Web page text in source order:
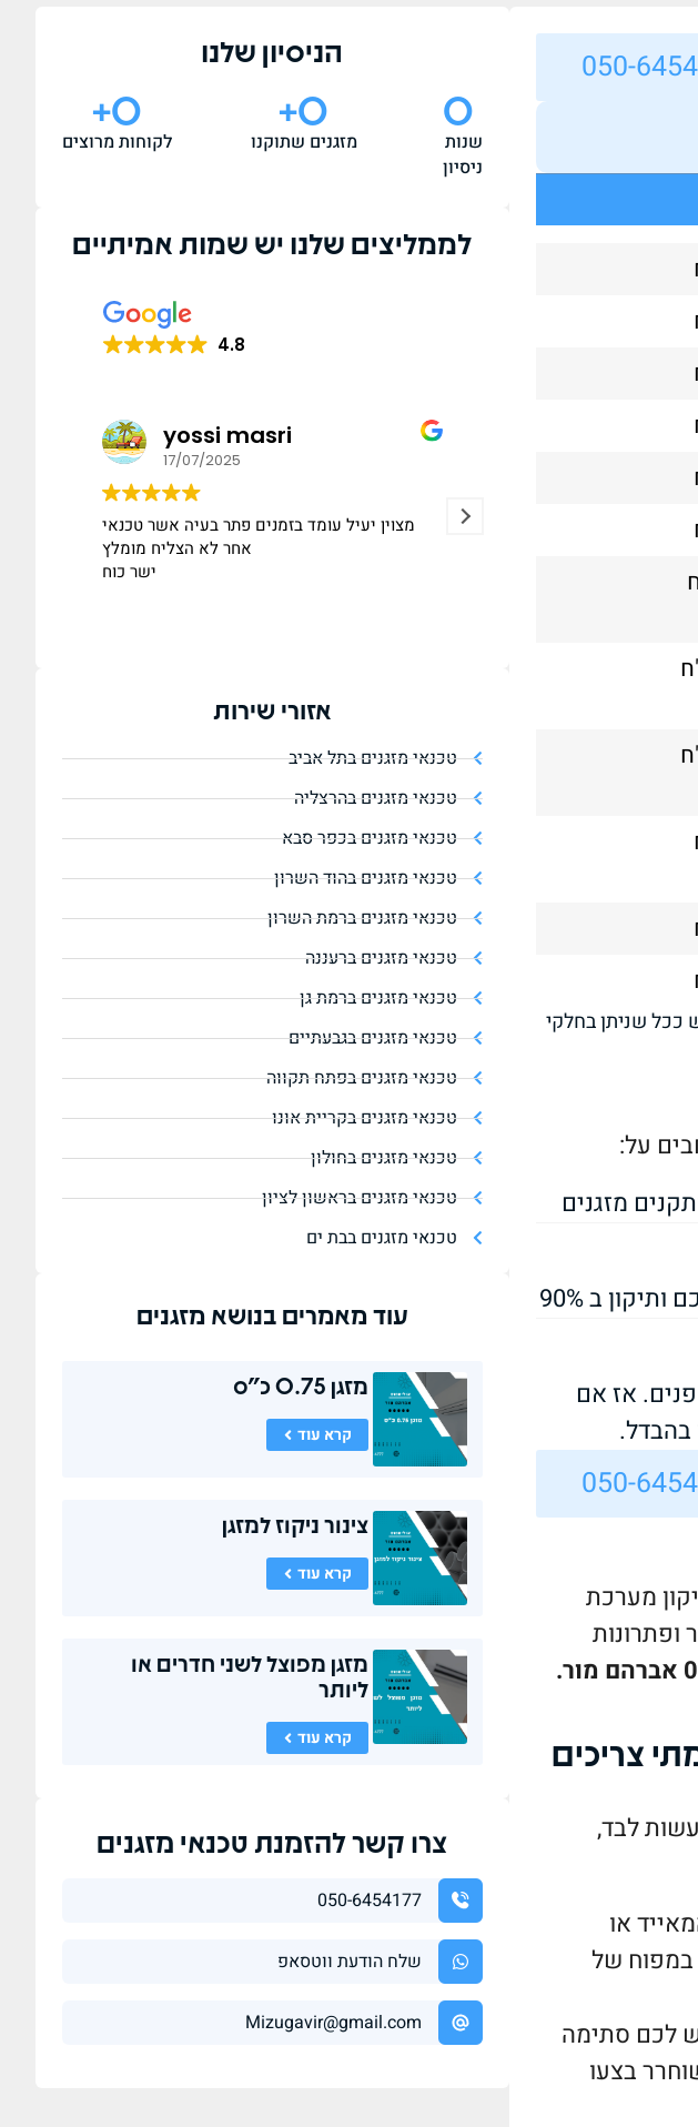
ככל שניתן בחלקי
על:
מזגנים
עמידה בזמנים - אנחנו מודעים שהזמן שלכם יקר לכן אנחנו תוך שעה אצלכם ותיקון ב 90%
אז אם
בהבדל.
מערכת
ופתרונות
צריכים
לבד,
או
במפוח של
לכם סתימה
בצעו
הניסיון שלנו
שנות
ניסיון
0
מזגנים שתוקנו
0
+
לקוחות מרוצים
0
+
לממליצים שלנו יש שמות אמיתיים
4.8
yossi masri
17/07/2025
מצוין יעיל עומד בזמנים פתר בעיה אשר טכנאי
אחר לא הצליח מומלץ
לא צריך להתלבט.
ברמה הכי מקצועית, ובאמת בנחיר
רק אברהם מור מאולימפוס מיזוג אויר.
שאומרים איפה שאחרים הסתבכו.
אזורי שירות
טכנאי מזגנים בתל אביב
טכנאי מזגנים בהרצליה
טכנאי מזגנים בכפר סבא
טכנאי מזגנים בהוד השרון
טכנאי מזגנים ברמת השרון
טכנאי מזגנים ברעננה
טכנאי מזגנים ברמת גן
טכנאי מזגנים בגבעתיים
טכנאי מזגנים בפתח תקווה
טכנאי מזגנים בקריית אונו
טכנאי מזגנים בחולון
טכנאי מזגנים בראשון לציון
טכנאי מזגנים בבת ים
עוד מאמרים בנושאמזגנים
מזגן 0.75 כ"ס
קרא עוד
צינור ניקוז למזגן
קרא עוד
מזגן מפוצל לשני חדרים או
ליותר
קרא עוד
צרו קשר להזמנת טכנאי מזגנים
050-6454177
שלח הודעת ווטסאפ
Mizugavir@gmail.com